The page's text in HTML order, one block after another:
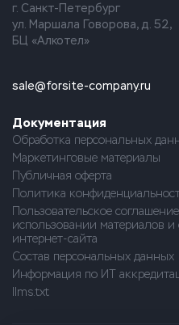
г. Санкт-Петербург
ул. Маршала Говорова, д. 52,
БЦ «Алкотел»
sale@forsite-company.ru
Документация
Обработка персональных
Маркетинговые материалы
Публичная оферта
Политика
Пользовательское
использовании материалов и
интернет-сайта
Состав персональных данных
Информация по ИТ
llms.txt